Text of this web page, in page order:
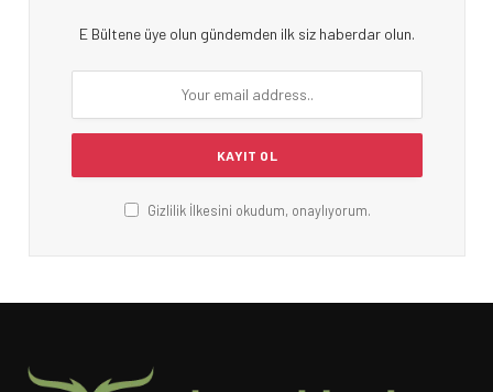
E Bültene üye olun gündemden ilk siz haberdar olun.
Gizlilik İlkesini okudum, onaylıyorum.